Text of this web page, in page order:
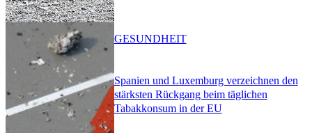
Spanien und Luxemburg verzeichnen den
stärksten Rückgang beim täglichen
Tabakkonsum in der EU
GESUNDHEIT